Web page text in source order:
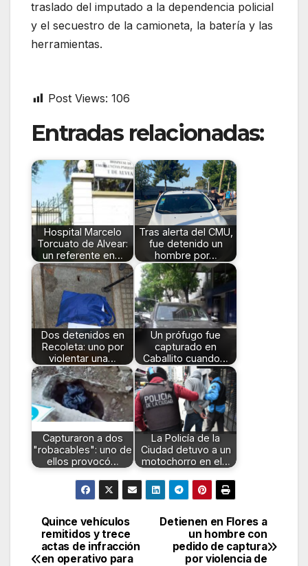
traslado del imputado a la dependencia policial
y el secuestro de la camioneta, la batería y las
herramientas.
Post Views: 106
Entradas relacionadas:
Hospital Marcelo
Torcuato de Alvear:
un referente en…
Tras alerta del CMU,
fue detenido un
hombre por…
Dos detenidos en
Recoleta: uno por
violentar una…
Un prófugo fue
capturado en
Caballito cuando…
Capturaron a dos
"robacables": uno de
ellos provocó…
La Policía de la
Ciudad detuvo a un
motochorro en el…
Navegación
de
Detienen en Flores a
un hombre con
pedido de captura
por violencia de
Quince vehículos
remitidos y trece
actas de infracción
en operativo para